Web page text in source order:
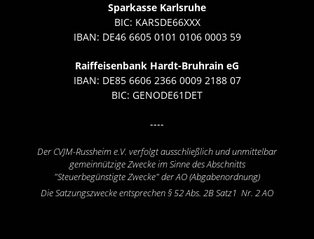
Sparkasse Karlsruhe
BIC: KARSDE66XXX
IBAN: DE46 6605 0101 0106 0003 59
Raiffeisenbank Hardt-Bruhrain eG
IBAN: DE85 6606 2366 0009 2188 07
BIC: GENODE61DET
----
Der CVJM-Russheim e.V. verfolgt ausschließlich und unmittelbar
gemeinnützige Zwecke im Sinne des Abschnitts
"Steuerbegünstigte Zwecke" der AO (Abgabenordnung)
Die Satzungszwecke entsprechen § 52 Abs. 2B Satz1 Nr. 2 AO